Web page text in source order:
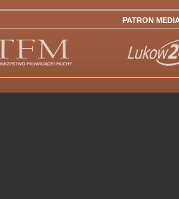
PATRON